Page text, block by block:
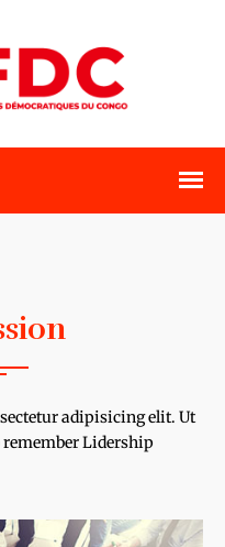
adipisicing elit. Ut
Lidership